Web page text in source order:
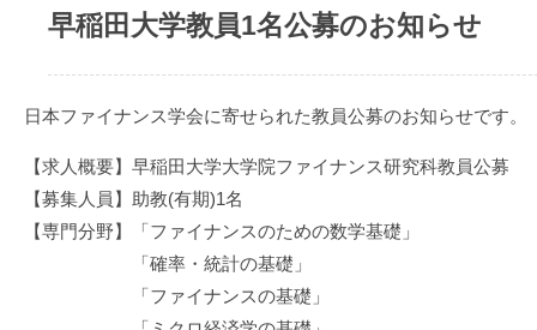
早稲田大学教員1名公募のお知らせ
日本ファイナンス学会に寄せられた教員公募のお知らせです。
【求人概要】早稲田大学大学院ファイナンス研究科教員公募
【募集人員】助教(有期)1名
【専門分野】「ファイナンスのための数学基礎」
「確率・統計の基礎」
「ファイナンスの基礎」